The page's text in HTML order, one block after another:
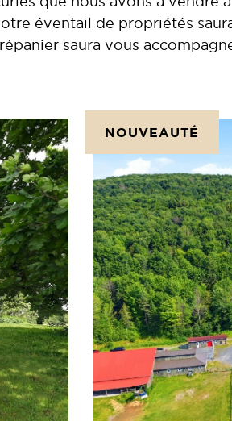
éventail de propriétés
saura vous
NOUVEAUTÉ